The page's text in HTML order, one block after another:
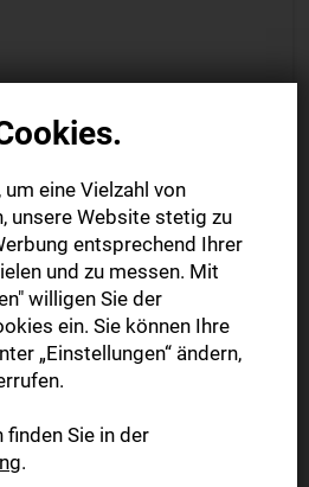
finden Sie auf Ihrer
oder Rechnung.
eine Vielzahl von
unsere Website stetig zu
entsprechend Ihrer
und zu messen. Mit
willigen Sie der
ein. Sie können Ihre
„Einstellungen“ ändern,
Sie in der
.